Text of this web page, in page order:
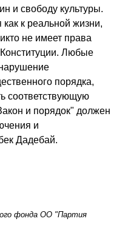
и свободу культуры.
к реальной жизни,
не имеет права
Любые
порядка,
соответствующую
и порядок" должен
и
Дадебай.
фонда ОО "Партия